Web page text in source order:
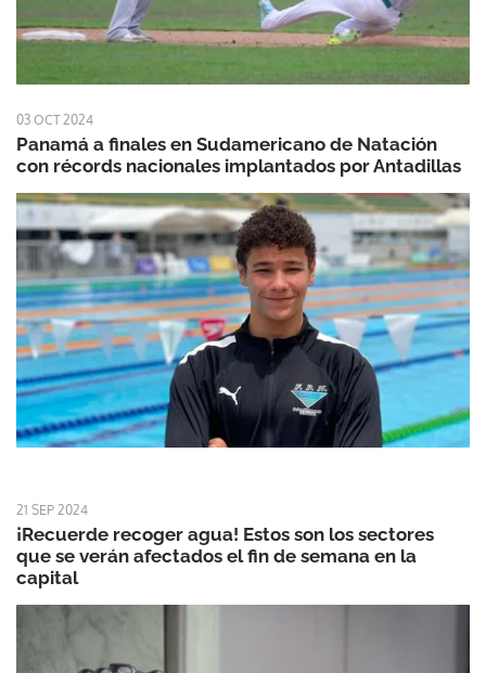
03 OCT 2024
Panamá a finales en Sudamericano de Natación
con récords nacionales implantados por Antadillas
21 SEP 2024
¡Recuerde recoger agua! Estos son los sectores
que se verán afectados el fin de semana en la
capital